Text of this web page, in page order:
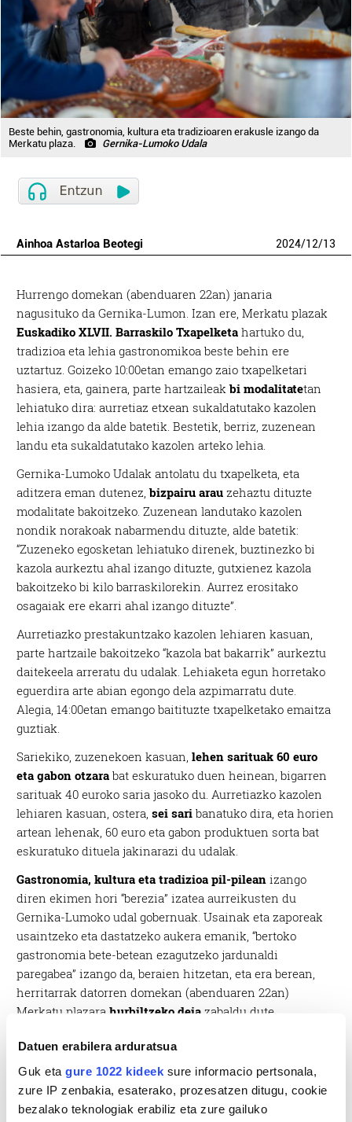
Datuen erabilera arduratsua
Guk eta gure 1022 kideek sure informacio pertsonala,
zure IP zenbakia, esaterako, prozesatzen ditugu, cookie
bezalako teknologiak erabiliz eta zure gailuko
Beste behin, gastronomia, kultura eta tradizioaren erakusle izango da
Merkatu plaza.
Gernika-Lumoko Udala
Ainhoa Astarloa Beotegi 2024/12/13
Hurrengo domekan (abenduaren 22an) janaria
nagusituko da Gernika-Lumon. Izan ere, Merkatu plazak
Euskadiko XLVII. Barraskilo Txapelketa hartuko du,
tradizioa eta lehia gastronomikoa beste behin ere
uztartuz. Goizeko 10:00etan emango zaio txapelketari
hasiera, eta, gainera, parte hartzaileakbi modalitatetan
lehiatuko dira: aurretiaz etxean sukaldatutako kazolen
lehia izango da alde batetik. Bestetik, berriz, zuzenean
landu eta sukaldatutako kazolen arteko lehia.
Gernika-Lumoko Udalak antolatu du txapelketa, eta
aditzera eman dutenez,bizpairu arau zehaztu dituzte
modalitate bakoitzeko. Zuzenean landutako kazolen
nondik norakoak nabarmendu dituzte, alde batetik:
“Zuzeneko egosketan lehiatuko direnek, buztinezko bi
kazola aurkeztu ahal izango dituzte, gutxienez kazola
bakoitzeko bi kilo barraskilorekin. Aurrez erositako
osagaiak ere ekarri ahal izango dituzte”.
Aurretiazko prestakuntzako kazolen lehiaren kasuan,
parte hartzaile bakoitzeko “kazola bat bakarrik” aurkeztu
daitekeela arreratu du udalak. Lehiaketa egun horretako
eguerdira arte abian egongo dela azpimarratu dute.
Alegia, 14:00etan emango baitituzte txapelketako emaitza
guztiak.
Sariekiko, zuzenekoen kasuan,lehen sarituak 60 euro
eta gabon otzara bat eskuratuko duen heinean, bigarren
sarituak 40 euroko saria jasoko du. Aurretiazko kazolen
lehiaren kasuan, ostera,sei sari banatuko dira, eta horien
artean lehenak, 60 euro eta gabon produktuen sorta bat
eskuratuko dituela jakinarazi du udalak.
Gastronomia, kultura eta tradizioa pil-pilean izango
diren ekimen hori “berezia” izatea aurreikusten du
Gernika-Lumoko udal gobernuak. Usainak eta zaporeak
usaintzeko eta dastatzeko aukera emanik, “bertoko
gastronomia bete-betean ezagutzeko jardunaldi
paregabea” izango da, beraien hitzetan, eta era berean,
herritarrak datorren domekan (abenduaren 22an)
Merkatu plazarahurbiltzeko deia zabaldu dute.